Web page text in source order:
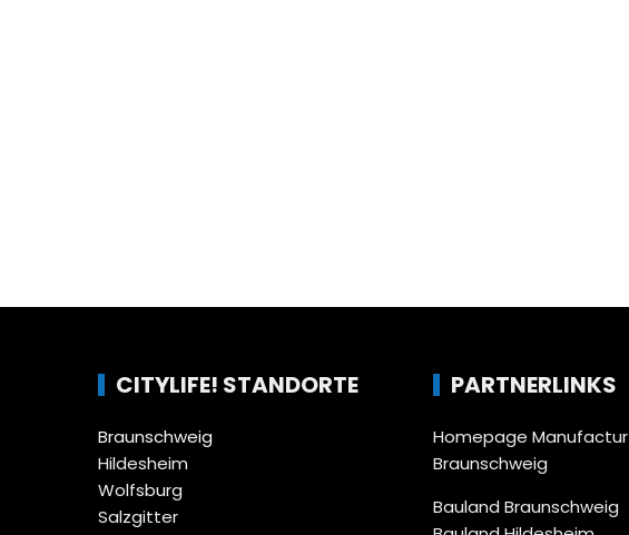
CITYLIFE! STANDORTE
Braunschweig
Hildesheim
Wolfsburg
Salzgitter
PARTNERLINKS
Homepage Manufactur
Braunschweig
Bauland Braunschweig